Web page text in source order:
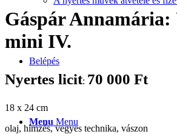
Belépés
Menu Menu
Gáspár Annamária:
mini IV.
Nyertes licit: 70 000 Ft
18 x 24 cm
olaj, hímzés, vegyes technika, vászon